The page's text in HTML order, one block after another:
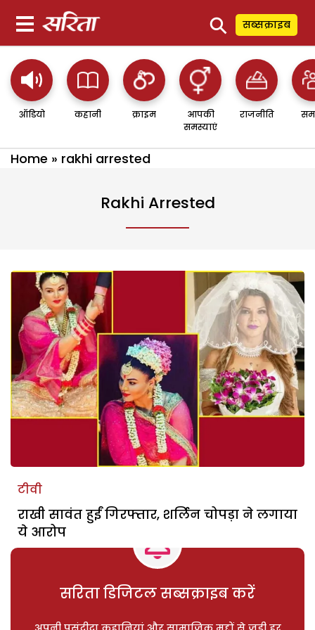
⚲ सब्सक्राइब
ऑडियो कहानी क्राइम
आपकी
समस्याएं
राजनीति
Home » rakhi arrested
Rakhi Arrested
टीवी
राखी सावंत हुईं गिरफ्तार, शर्लिन चोपड़ा ने लगाया
ये आरोप
सरिता डिजिटल सब्सक्राइब करें